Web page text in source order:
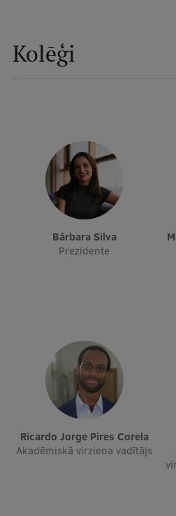
Maģistra studiju programmas
Uzņemšana
Praktiska informācija
Par RSU
Fakultātes
Mūsu cilvēki
Stratēģija
Struktūra
Vēsture un tradīcijas
Kolēģi
Bárbara Silva
Prezidente
Mohamed Naleef Ahamed
Ricardo Jorge Pires Corela
Akadēmiskā virziena vadītājs